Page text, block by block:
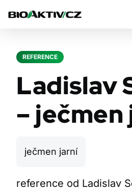
REFERENCE
Ladislav
– ječmen
ječmen jarní
reference od Ladislav